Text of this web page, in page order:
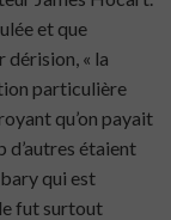
et que
dérision, « la
particulière
qu’on payait
d’autres étaient
qui est
fut surtout